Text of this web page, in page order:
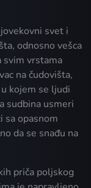
svet i
odnosno vešca
svim vrstama
na čudovišta,
kojem se ljudi
sudbina usmeri
sa opasnom
da se snađu na
priča poljskog